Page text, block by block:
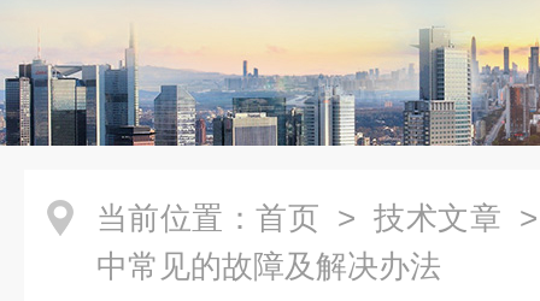
当前位置： 首页 > 技术文章
中常见的故障及解决办法